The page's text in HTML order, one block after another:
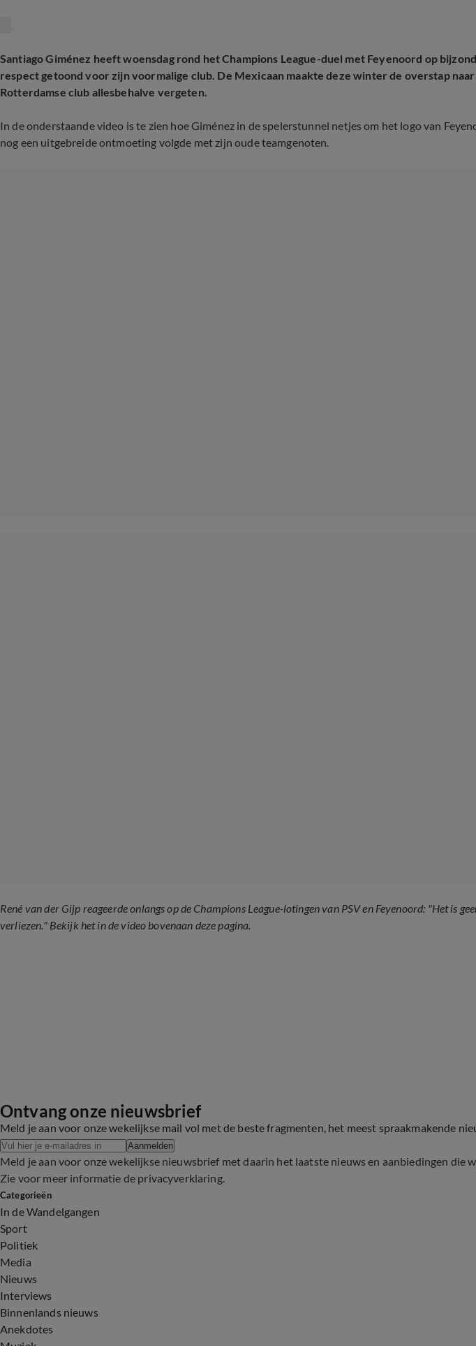
Santiago Giménez heeft woensdag rond het Champions League-duel met Feyenoord op
respect getoond voor zijn voormalige club. De Mexicaan maakte deze winter de overstap naar
Rotterdamse club allesbehalve vergeten.
In de onderstaande video is te zien hoe Giménez in de spelerstunnel netjes om het logo van
nog een uitgebreide ontmoeting volgde met zijn oude teamgenoten.
René van der Gijp reageerde onlangs op de Champions League-lotingen van PSV en Feyenoord: "Het is
verliezen." Bekijk het in de video bovenaan deze pagina.
Ontvang onze nieuwsbrief
Meld je aan voor onze wekelijkse mail vol met de beste fragmenten, het meest spraakmakende
Aanmelden
Meld je aan voor onze wekelijkse nieuwsbrief met daarin het laatste nieuws en aanbiedingen
Zie voor meer informatie de privacyverklaring.
Categorieën
In de Wandelgangen
Sport
Politiek
Media
Nieuws
Interviews
Binnenlands nieuws
Anekdotes